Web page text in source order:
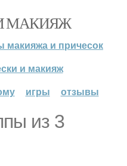
МАКИЯЖ
макияжа и причесок
и макияж
игры отзывы
из 3